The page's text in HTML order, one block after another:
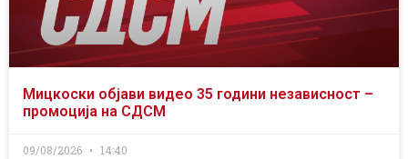
Мицкоски објави видео 35 години независност –
промоција на СДСМ
09/08/2026 14:40